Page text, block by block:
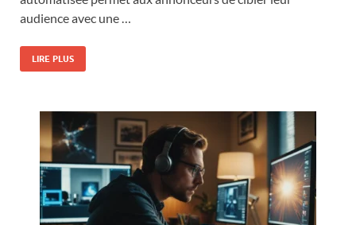
audience avec une …
LIRE PLUS